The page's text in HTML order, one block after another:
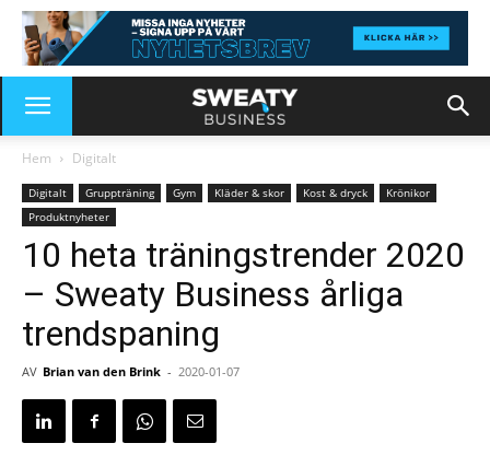
Hem Digitalt
Digitalt Gruppträning Gym Kläder & skor Kost & dryck
Krönikor
Produktnyheter
10 heta träningstrender 2020
– Sweaty Business årliga
trendspaning
AV Brian van den Brink - 2020-01-07